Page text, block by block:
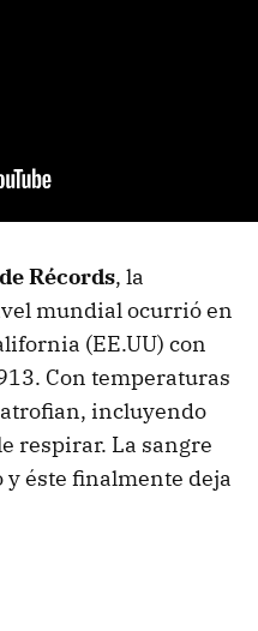
Récords, la
mundial ocurrió en
(EE.UU) con
Con temperaturas
incluyendo
respirar. La sangre
y éste finalmente deja